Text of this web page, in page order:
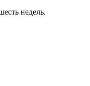
недель.